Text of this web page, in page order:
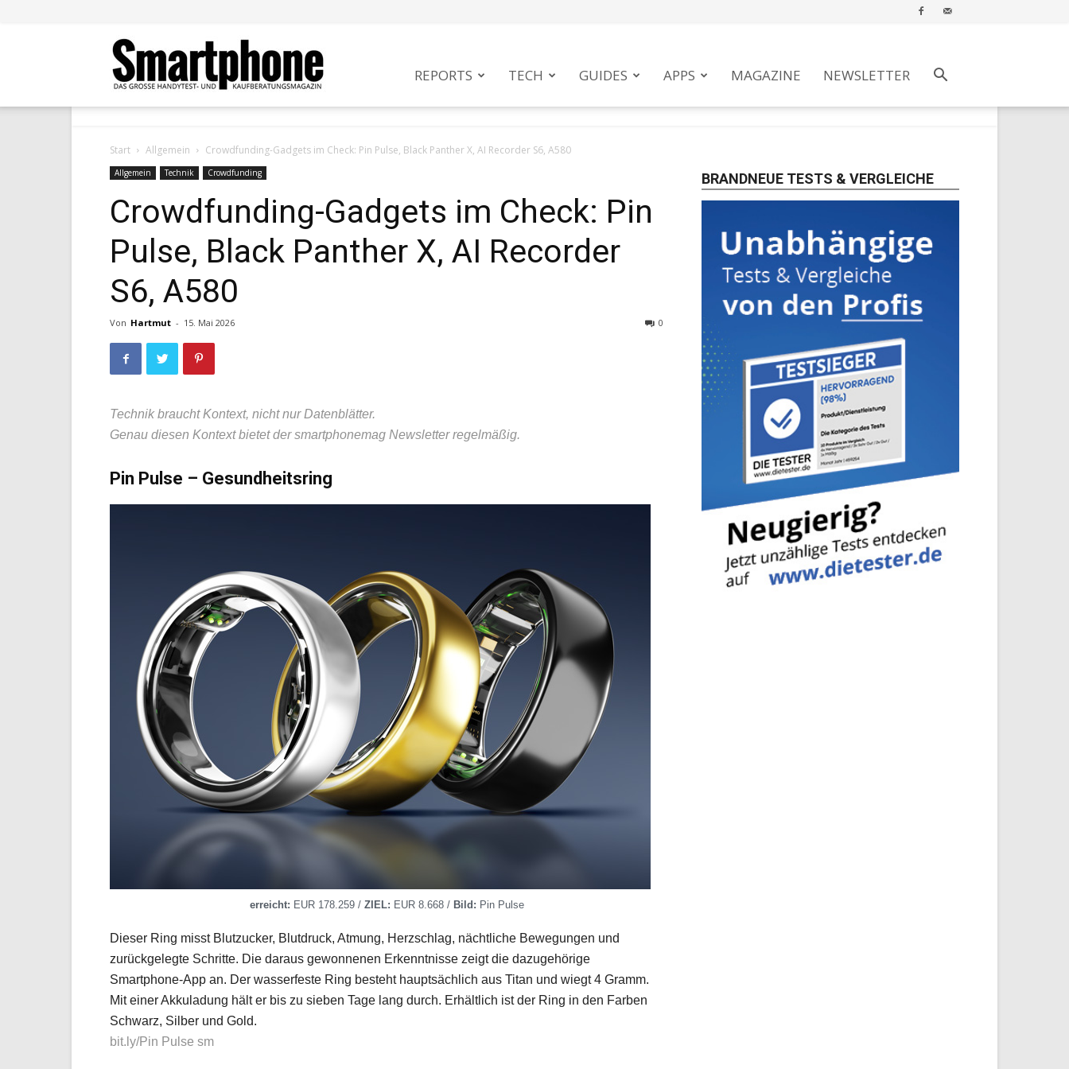
REPORTS TECH GUIDES APPS MAGAZINE NEWSLETTER
Start Allgemein Crowdfunding-Gadgets im Check: Pin Pulse, Black Panther X, AI Recorder S6, A580
Allgemein Technik Crowdfunding
Crowdfunding-Gadgets im Check: Pin
Pulse, Black Panther X, AI Recorder
S6, A580
Von Hartmut - 15. Mai 2026 0
Technik braucht Kontext, nicht nur Datenblätter.
Genau diesen Kontext bietet der smartphonemag Newsletter regelmäßig.
Pin Pulse – Gesundheitsring
erreicht: EUR 178.259 / ZIEL: EUR 8.668 / Bild: Pin Pulse
Dieser Ring misst Blutzucker, Blutdruck, Atmung, Herzschlag, nächtliche Bewegungen und
zurückgelegte Schritte. Die daraus gewonnenen Erkenntnisse zeigt die dazugehörige
Smartphone-App an. Der wasserfeste Ring besteht hauptsächlich aus Titan und wiegt 4 Gramm.
Mit einer Akkuladung hält er bis zu sieben Tage lang durch. Erhältlich ist der Ring in den Farben
Schwarz, Silber und Gold.
bit.ly/Pin Pulse sm
BRANDNEUE TESTS & VERGLEICHE